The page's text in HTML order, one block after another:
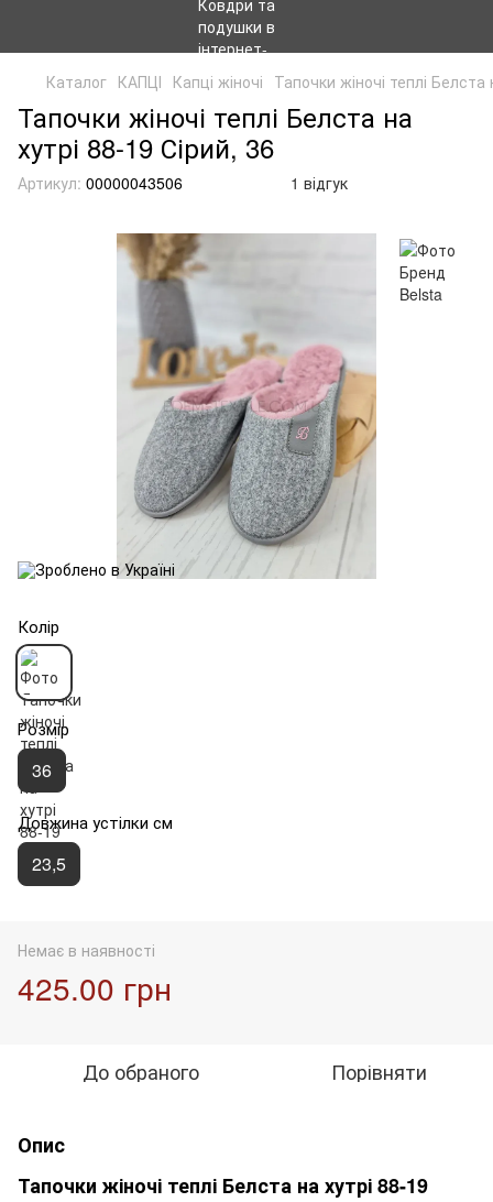
Каталог КАПЦІ Капці жіночі Тапочки жіночі теплі Белста
Тапочки жіночі теплі Белста на
хутрі 88-19 Сірий, 36
Артикул: 00000043506 1 відгук
Колір
Розмір
36
Довжина устілки см
23,5
Немає в наявності
425.00 грн
До обраного Порівняти
Опис
Тапочки жіночі теплі Белста на хутрі 88-19